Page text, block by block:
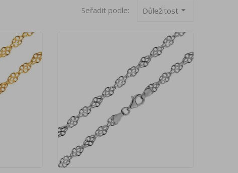
Seřadit podle: Důležitost arrow_drop_down